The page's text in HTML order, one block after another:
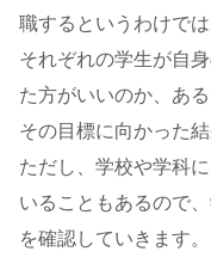
職するというわけでは
それぞれの学生が自
た方がいいのか、あ
その目標に向かった
ただし、学校や学科
いることもあるので
を確認していきます。